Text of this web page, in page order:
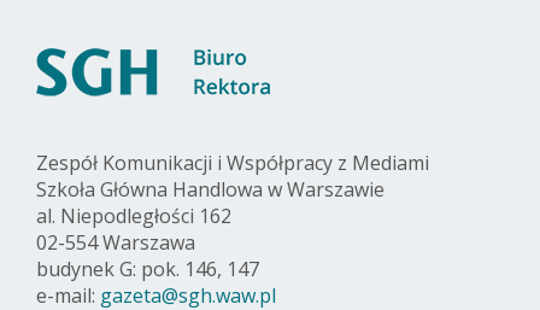
Zespół Komunikacji i Współpracy z Mediami
Szkoła Główna Handlowa w Warszawie
al. Niepodległości 162
02-554 Warszawa
budynek G: pok. 146, 147
e-mail: gazeta@sgh.waw.pl